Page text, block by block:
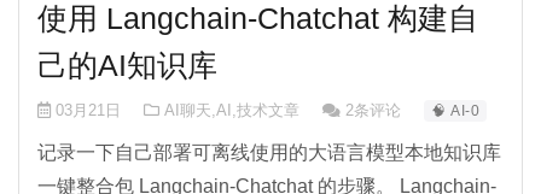
使用 Langchain-Chatchat 构建自
己的AI知识库
03月21日 AI聊天,AI ,技术文章 2条评论 🧠 AI-0
记录一下自己部署可离线使用的大语言模型本地知识库
一键整合包 Langchain-Chatchat 的步骤。 Langchain-